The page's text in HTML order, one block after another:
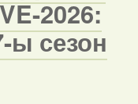
2026:
ы сезон